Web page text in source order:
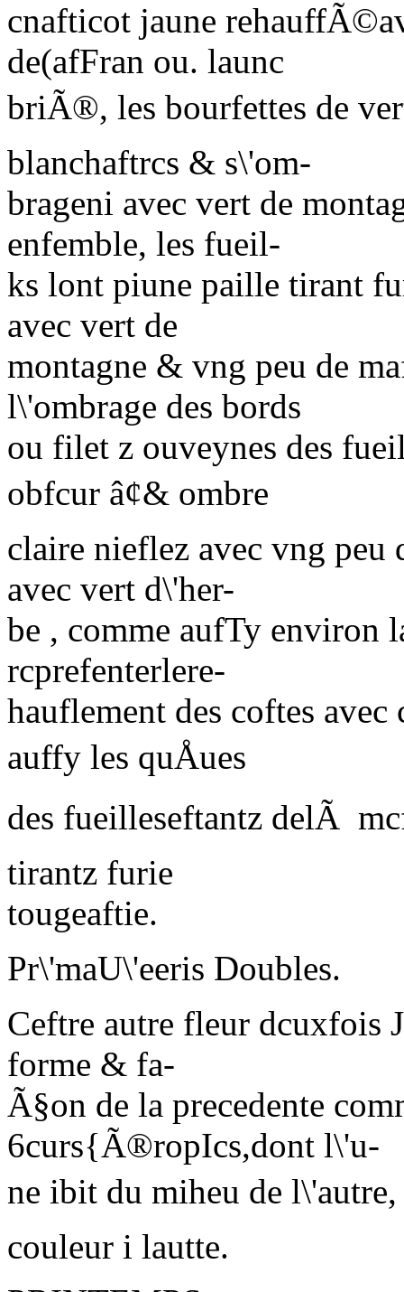
cnafticot jaune
de(afFran ou. launc
briÃ®, les bourfettes de
blanchaftrcs & s\'om-
brageni avec vert de
enfemble, les fueil-
ks lont piune paille tirant
avec vert de
montagne & vng peu de
l\'ombrage des bords
ou filet z ouveynes des
obfcur â¢& ombre
claire nieflez avec vng peu
avec vert d\'her-
be , comme aufTy environ
rcprefenterlere-
hauflement des coftes
auffy les quÅues
des fueilleseftantz delÃ
tirantz furie
tougeaftie.
Pr\'maU\'eeris Doubles.
Ceftre autre fleur dcuxfois
forme & fa-
Ã§on de la precedente
6curs{Ã®ropIcs,dont l\'u-
ne ibit du miheu de l\'autre,
couleur i lautte.